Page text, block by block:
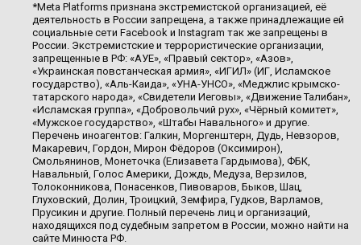
*Meta Platforms признана экстремистской организацией, её
деятельность в России запрещена, а также принадлежащие ей
социальные сети Facebook и Instagram так же запрещены в
России. Экстремистские и террористические организации,
запрещенные в РФ: «АУЕ», «Правый сектор», «Азов»,
«Украинская повстанческая армия», «ИГИЛ» (ИГ, Исламское
государство), «Аль-Каида», «УНА-УНСО», «Меджлис крымско-
татарского народа», «Свидетели Иеговы», «Движение Талибан»,
«Исламская группа», «Добровольчий рух», «Чёрный комитет»,
«Мужское государство», «Штабы Навального» и другие.
Перечень иноагентов: Галкин, Моргенштерн, Дудь, Невзоров,
Макаревич, Гордон, Мирон Фёдоров (Оксимирон),
Смольянинов, Монеточка (Елизавета Гардымова), ФБК,
Навальный, Голос Америки, Дождь, Медуза, Верзилов,
Толоконникова, Понасенков, Пивоваров, Быков, Шац,
Глуховский, Долин, Троицкий, Земфира, Гудков, Варламов,
Прусикин и другие. Полный перечень лиц и организаций,
находящихся под судебным запретом в России, можно найти на
сайте Минюста РФ.